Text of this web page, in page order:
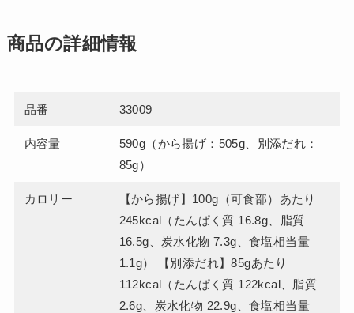
商品の詳細情報
品番 33009
内容量
590g（から揚げ：505g、別添だれ：
85g）
カロリー
【から揚げ】100g（可食部）あたり
245kcal（たんぱく質 16.8g、脂質
16.5g、炭水化物 7.3g、食塩相当量
1.1g） 【別添だれ】85gあたり
112kcal（たんぱく質 122kcal、脂質
2.6g、炭水化物 22.9g、食塩相当量